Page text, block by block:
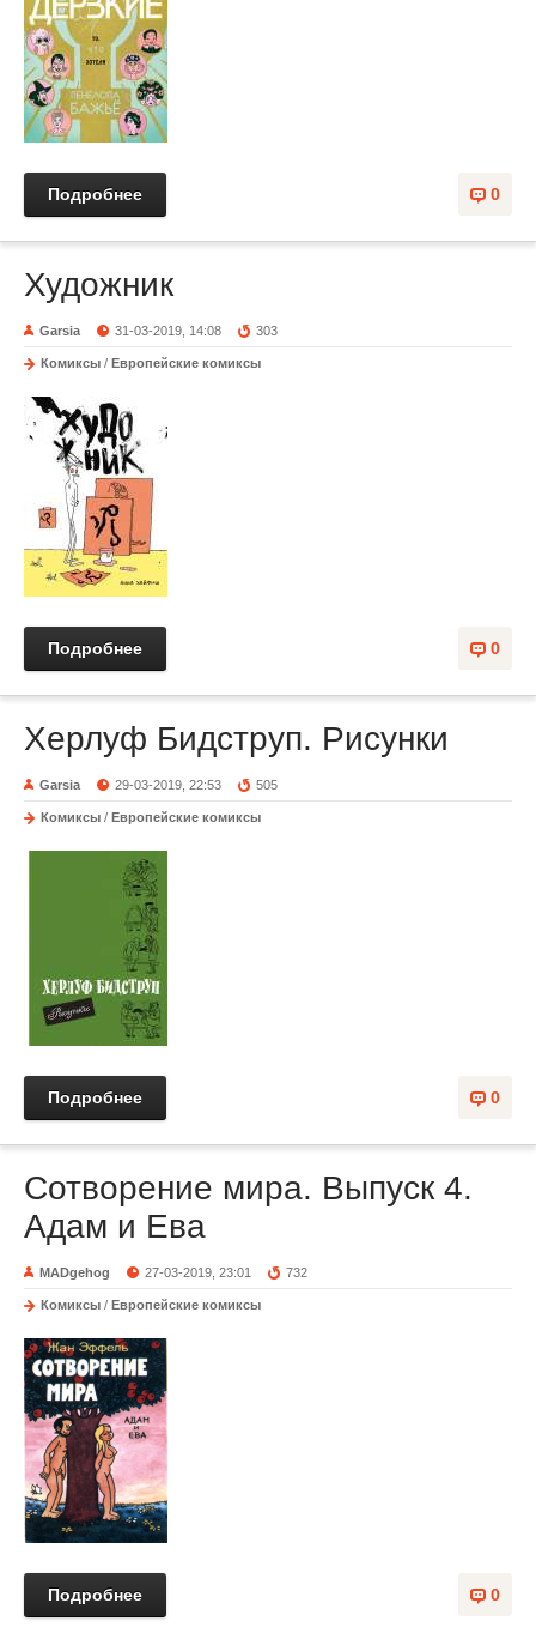
0
Подробнее
Художник
Garsia 31-03-2019, 14:08 303
Комиксы / Европейские комиксы
0
Подробнее
Херлуф Бидструп. Рисунки
Garsia 29-03-2019, 22:53 505
Комиксы / Европейские комиксы
0
Подробнее
Сотворение мира. Выпуск 4.
Адам и Ева
MADgehog 27-03-2019, 23:01 732
Комиксы / Европейские комиксы
0
Подробнее